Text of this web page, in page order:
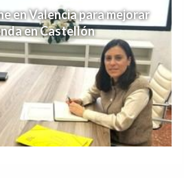
en Valencia para mejorar
en Castellón